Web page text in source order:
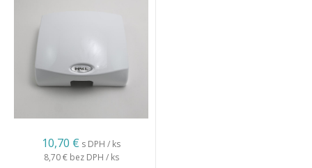
10,70 € s DPH / ks
8,70 € bez DPH / ks